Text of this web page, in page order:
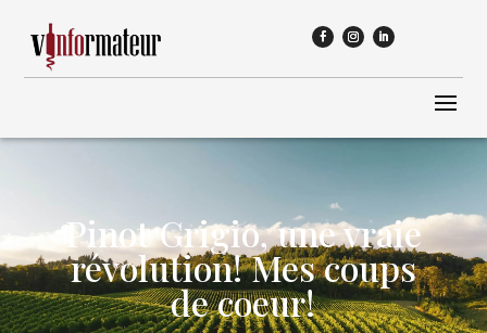
Pinot Grigio, une vraie
révolution! Mes coups
de coeur!